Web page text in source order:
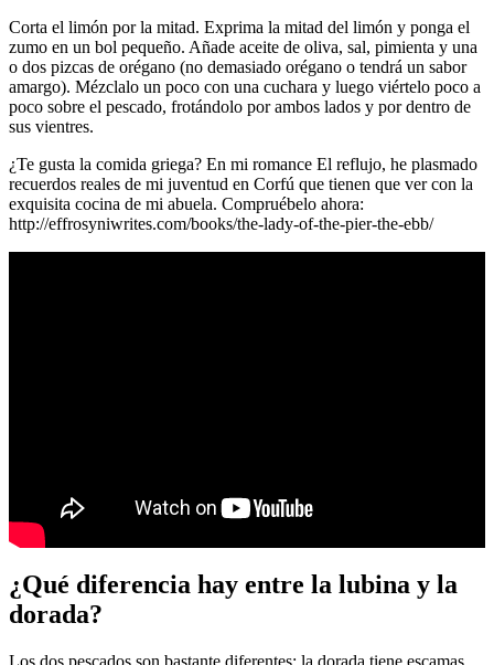
Corta el limón por la mitad. Exprima la mitad del limón y ponga el
zumo en un bol pequeño. Añade aceite de oliva, sal, pimienta y una
o dos pizcas de orégano (no demasiado orégano o tendrá un sabor
amargo). Mézclalo un poco con una cuchara y luego viértelo poco a
poco sobre el pescado, frotándolo por ambos lados y por dentro de
sus vientres.
¿Te gusta la comida griega? En mi romance El reflujo, he plasmado
recuerdos reales de mi juventud en Corfú que tienen que ver con la
exquisita cocina de mi abuela. Compruébelo ahora:
http://effrosyniwrites.com/books/the-lady-of-the-pier-the-ebb/
¿Qué diferencia hay entre la lubina y la
dorada?
Los dos pescados son bastante diferentes: la dorada tiene escamas